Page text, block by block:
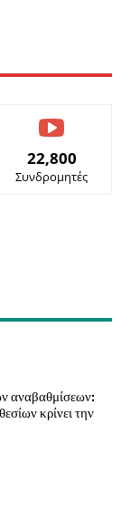
22,800
Συνδρομητές
αναβαθμίσεων:
κρίνει την